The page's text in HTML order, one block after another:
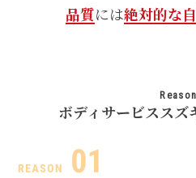
品質には絶対的な
ボディサービススズ